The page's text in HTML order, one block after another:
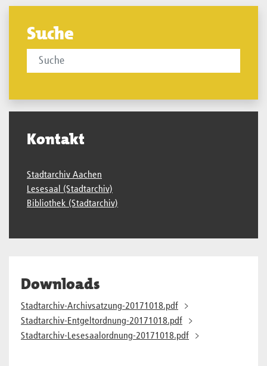
Suche
Kontakt
Stadtarchiv Aachen
Lesesaal (Stadtarchiv)
Bibliothek (Stadtarchiv)
Downloads
Stadtarchiv-Archivsatzung-20171018.pdf
Stadtarchiv-Entgeltordnung-20171018.pdf
Stadtarchiv-Lesesaalordnung-20171018.pdf